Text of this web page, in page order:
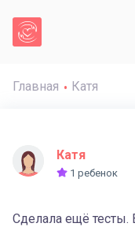
Главная Катя
Катя
1 ребенок
Сделала ещё тесты.